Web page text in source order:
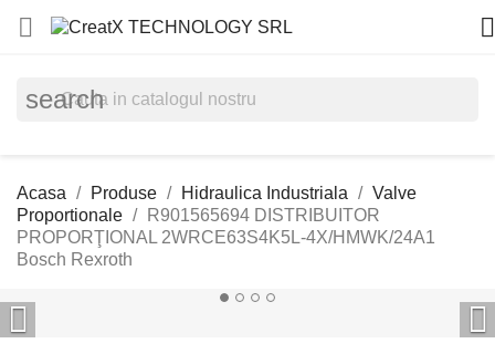
 
search
Acasa Produse Hidraulica Industriala
Valve
Proportionale
R901565694 DISTRIBUITOR
PROPORŢIONAL 2WRCE63S4K5L-4X/HMWK/24A1
Bosch Rexroth
 